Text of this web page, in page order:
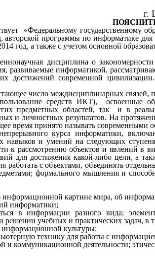
г.
«Федеральному государственному
программы по информатике
год, а также с учетом основной
дисциплина о
развиваемые информатикой,
достижений современной
число междисциплинарных
средств ИКТ), освоенные
предметных областей, так и в
и личностных результатов. На
время принято называть современными
курса информатики,
навыков и умений на следующих
к рассмотрению объектов и явлений в
для достижения какой-либо цели, а
с объектами, объединять
формального мышления и
картине мира, об
информатики;
в информации разного вида;
учебных и практических задач, в
культуры;
технику для работы с
и коммуникационной деятельности;